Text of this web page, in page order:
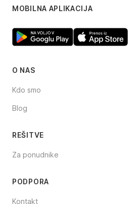
MOBILNA APLIKACIJA
O NAS
Kdo smo
Blog
REŠITVE
Za ponudnike
PODPORA
Kontakt